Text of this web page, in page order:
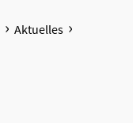
Aktuelles